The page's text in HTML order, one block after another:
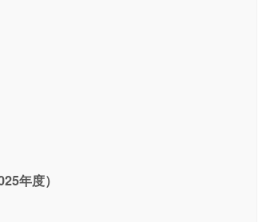
年度）